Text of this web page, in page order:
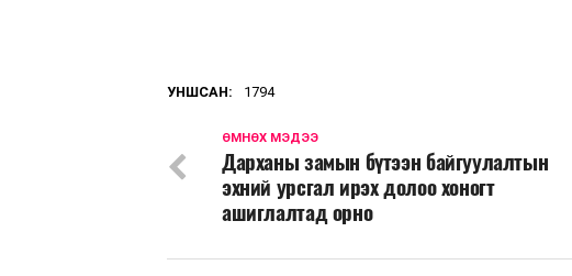
УНШСАН: 1794
ӨМНӨХ МЭДЭЭ
Дарханы замын бүтээн байгуулалтын
эхний урсгал ирэх долоо хоногт
ашиглалтад орно